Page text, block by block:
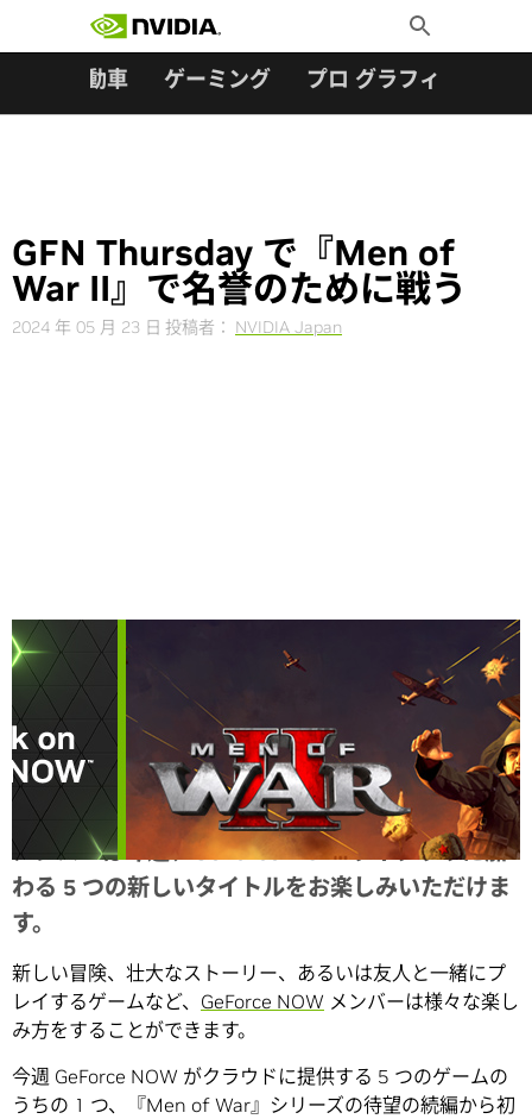
Toggle
Search
自動車 ゲーミング プロ グラフィックス
GFN Thursday で『Men of
War II』で名誉のために戦う
2024 年 05 月 23 日 投稿者： NVIDIA Japan
Share
メンバーは今週、GeForce NOW ライブラリに加
わる 5 つの新しいタイトルをお楽しみいただけま
す。
新しい冒険、壮大なストーリー、あるいは友人と一緒にプ
レイするゲームなど、 GeForce NOW メンバーは様々な楽し
み方をすることができます。
今週 GeForce NOW がクラウドに提供する 5 つのゲームの
うちの 1 つ、『Men of War』シリーズの待望の続編から初